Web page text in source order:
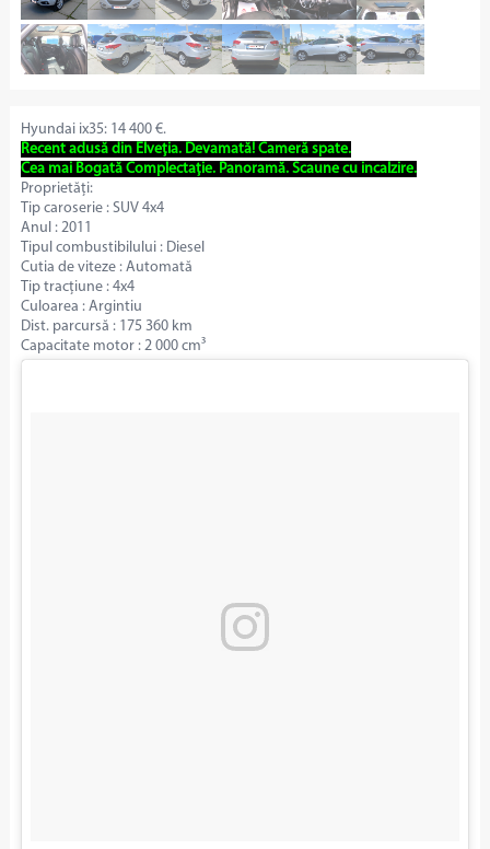
Hyundai ix35: 14 400 €.
Recent adusă din Elveția. Devamată! Cameră spate.
Cea mai Bogată Complectație. Panoramă. Scaune cu incalzire.
Proprietăți:
Tip caroserie : SUV 4x4
Anul : 2011
Tipul combustibilului : Diesel
Cutia de viteze : Automată
Tip tracțiune : 4x4
Culoarea : Argintiu
Dist. parcursă : 175 360 km
Capacitate motor : 2 000 cm³